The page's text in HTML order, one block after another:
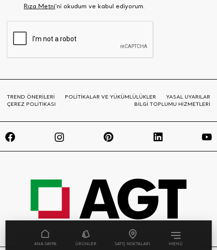
ANA SAYFA ÜRÜNLER SATIŞ NOKTALARI MENÜ
Rıza Metni‘ni okudum ve kabul ediyorum.
TREND ÖNERİLERİ POLİTİKALAR VE YÜKÜMLÜLÜKLER
YASAL UYARILAR
ÇEREZ POLİTİKASI
BİLGİ TOPLUMU HİZMETLERİ